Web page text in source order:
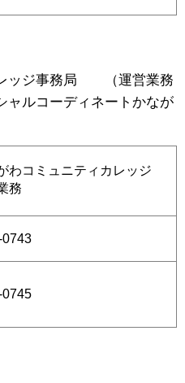
ッジ事務局 （運営業務
ャルコーディネートかなが
わコミュニティカレッジ
務